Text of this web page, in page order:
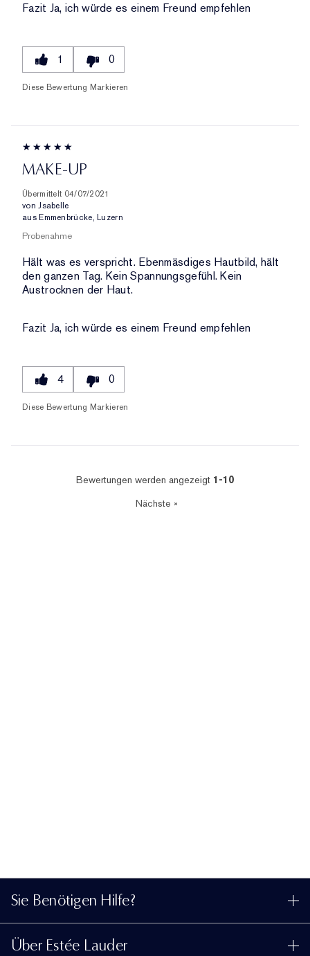
Fazit Ja, ich würde es einem Freund empfehlen
1 0
Diese Bewertung Markieren
MAKE-UP
Übermittelt 04/07/2021
von Jsabelle
aus Emmenbrücke, Luzern
Probenahme
Hält was es verspricht. Ebenmäsdiges Hautbild, hält
den ganzen Tag. Kein Spannungsgefühl. Kein
Austrocknen der Haut.
Fazit Ja, ich würde es einem Freund empfehlen
4 0
Diese Bewertung Markieren
Bewertungen werden angezeigt 1-10
Nächste »
Sie Benötigen Hilfe?
Über Estée Lauder